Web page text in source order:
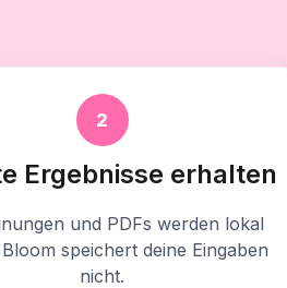
2
Ergebnisse erhalten
und PDFs werden lokal
speichert deine Eingaben
nicht.